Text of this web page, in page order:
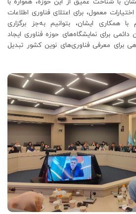
معمول، برای اعتلای فناوری اطلاعات
همکاری ایشان، بتوانیم به‌جز برگزاری
برای نمایشگاه‌های حوزه فناوری ایجاد
برای معرفی فناوری‌های نوین کشور تبدیل